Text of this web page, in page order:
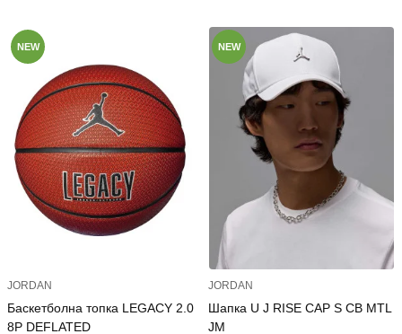
NEW
JORDAN
Баскетболна топка LEGACY 2.0
8P DEFLATED
NEW
JORDAN
Шапка U J RISE CAP S CB MTL
JM